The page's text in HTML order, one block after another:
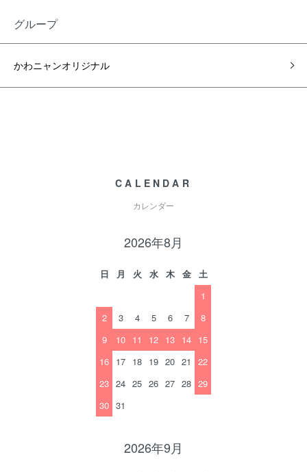
グループ
かわニャンオリジナル
CALENDAR
カレンダー
2026年8月
日 月 火 水 木 金
土
1
2
3 4 5 6 7
8
9
10 11 12 13 14 15
16 17 18 19 20 21
22
23 24 25 26 27 28 29
30 31
2026年9月